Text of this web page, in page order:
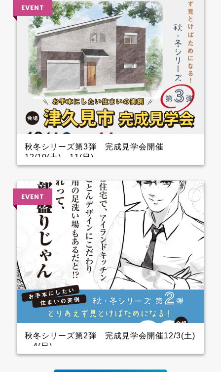
レゼントを準備して待ってます～ ぜひ、お越しくださ
い♪♪
秋冬シリーズ第3弾 完成見学会開催
12/10(土)～11(日)
インナーガレージがある家 完成見学会のお知らせ
クレバリーホーム完成見学会！ 12月10日(土)11日
(日) ■会場：大分県津久見市 ご予約いただいた方に
は、現地地図をメールまたは郵送いたします。 ▼ ご
来場で人気のＬOGOSグッズをプレゼント！ ファイナ
ンスシャルプランナーによる資金計画のご相談も実
施。 お手本どころ！！ 玄関 玄関を上がってすぐのと
ころに手洗器を設置しているので、とても衛生的。 1.5
帖あるSCLは三輪車やベビーカーなどおける広さなの
でファミリー層に嬉しいです。 キッチン キッチン背
面のカップボードの横に造作カウンターを設けている
ので、キッチン用の家電を横一列にきれいに並べられ
ます。 パントリーも十分に幅をとっていて大容量の収
納が可能！ リビングから死角になるところに上手に配
置しています。 &ensp […]
秋冬シリーズ第2弾 完成見学会開催12/3(土)
～4(日)